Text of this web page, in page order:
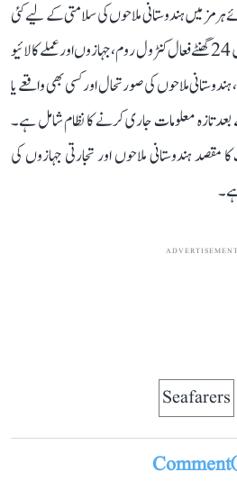
میں ہندوستانی ملاحوں کی سلامتی کے لیے کئی
اضافی اقدامات بھی کیے ہیں، جن میں 24 گھنٹے فعال کنٹرول روم، جہازوں اور عملے کا لائیو
ملاحوں کی صورتحال اور کسی بھی واقعے یا
سے متعلق ہر 24 گھنٹے بعد تازہ معلومات جاری کرنے کا نظام شامل ہے۔
مقصد ہندوستانی ملاحوں اور تجارتی جہازوں کی
ADVERTISEMENT
Seafarers